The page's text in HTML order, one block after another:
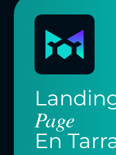
Page
En